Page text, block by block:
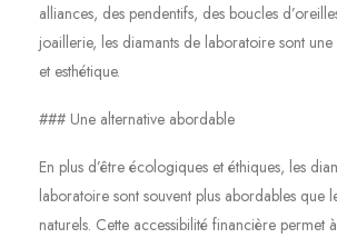
alliances, des pendentifs, des boucles
joaillerie, les diamants de laboratoire sont
et esthétique.
### Une alternative abordable
En plus d’être écologiques et éthiques, les
laboratoire sont souvent plus abordables que
naturels. Cette accessibilité financière permet